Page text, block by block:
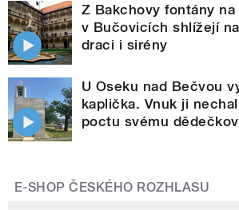
Z Bakchovy fontány na
v Bučovicích shlížejí
draci i sirény
U Oseku nad Bečvou
kaplička. Vnuk ji
poctu svému
E-SHOP ČESKÉHO ROZHLASU